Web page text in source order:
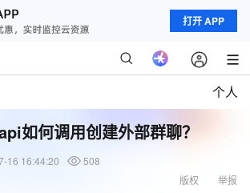
打开 APP
个人
如何调用创建外部群聊？
16 16:44:20
508
举报
版权